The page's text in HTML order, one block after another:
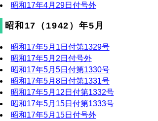
昭和17年4月29日付号外
昭和17（1942）年5月
昭和17年5月1日付第1329号
昭和17年5月2日付号外
昭和17年5月5日付第1330号
昭和17年5月8日付第1331号
昭和17年5月12日付第1332号
昭和17年5月15日付第1333号
昭和17年5月15日付号外